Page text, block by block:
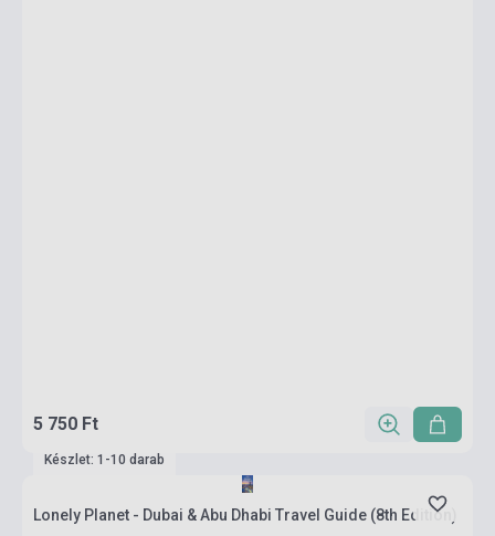
5 750 Ft
Készlet: 1-10 darab
Lonely Planet - Dubai & Abu Dhabi Travel Guide (8th Edition)